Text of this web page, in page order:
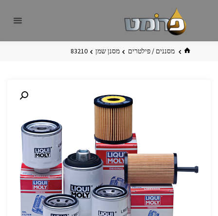
בית מסננים / פילטרים מסנן שמן 83210